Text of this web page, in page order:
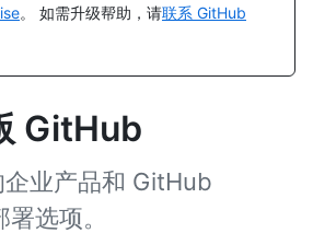
。 如需升级帮助，请联系 GitHub
GitHub
业产品和 GitHub
选项。